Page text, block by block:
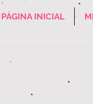
PÁGINA INICIAL